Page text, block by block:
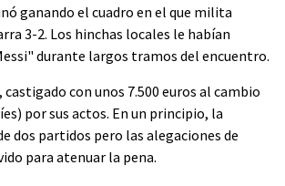
ganando el cuadro en el que milita
3-2. Los hinchas locales le habían
durante largos tramos del encuentro.
castigado con unos 7.500 euros al cambio
por sus actos. En un principio, la
dos partidos pero las alegaciones de
para atenuar la pena.